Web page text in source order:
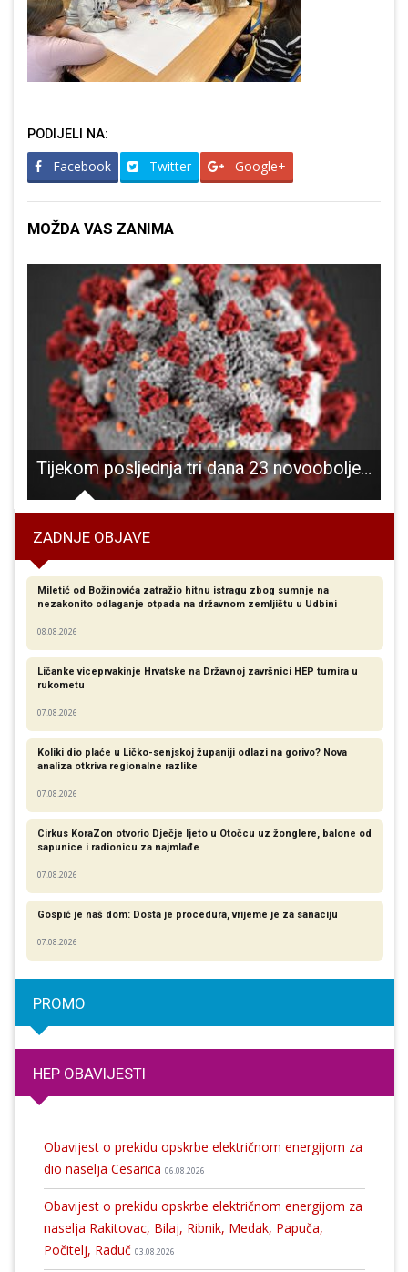
PODIJELI NA:
Facebook Twitter Google+
MOŽDA VAS ZANIMA
Tijekom posljednja tri dana 23 novooboljele osobe od COVID-19
ZADNJE OBJAVE
Miletić od Božinovića zatražio hitnu istragu zbog sumnje na
nezakonito odlaganje otpada na državnom zemljištu u Udbini
08.08.2026
Ličanke viceprvakinje Hrvatske na Državnoj završnici HEP turnira u
rukometu
07.08.2026
Koliki dio plaće u Ličko-senjskoj županiji odlazi na gorivo? Nova
analiza otkriva regionalne razlike​
07.08.2026
Cirkus KoraZon otvorio Dječje ljeto u Otočcu uz žonglere, balone od
sapunice i radionicu za najmlađe
07.08.2026
Gospić je naš dom: Dosta je procedura, vrijeme je za sanaciju
07.08.2026
PROMO
HEP OBAVIJESTI
Obavijest o prekidu opskrbe električnom energijom za
dio naselja Cesarica 06.08.2026
Obavijest o prekidu opskrbe električnom energijom za
naselja Rakitovac, Bilaj, Ribnik, Medak, Papuča,
Počitelj, Raduč 03.08.2026